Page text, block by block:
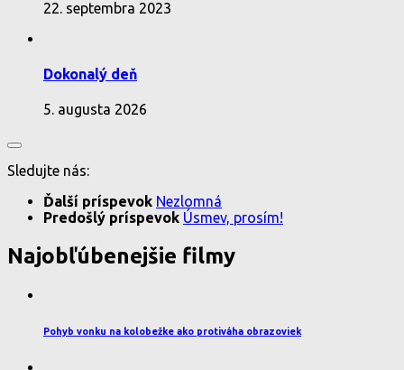
22. septembra 2023
Dokonalý deň
5. augusta 2026
Sledujte nás:
Ďalší príspevok Nezlomná
Predošlý príspevok Úsmev, prosím!
Najobľúbenejšie filmy
Pohyb vonku na kolobežke ako protiváha obrazoviek